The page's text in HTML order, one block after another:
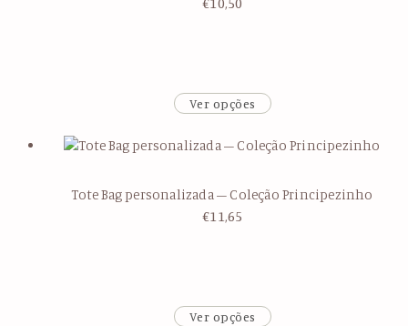
€10,50
Ver opções
Tote Bag personalizada – Coleção Principezinho
€11,65
Ver opções